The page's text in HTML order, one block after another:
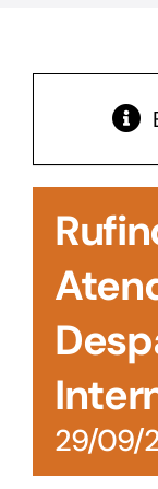
Acesso à
29/09/